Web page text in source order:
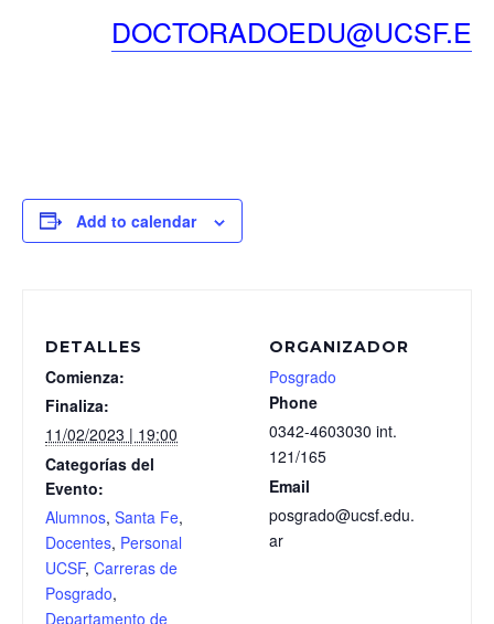
Add to calendar
DETALLES
Comienza:
Finaliza:
11/02/2023 | 19:00
Categorías del
Evento:
Alumnos, Santa Fe,
Docentes, Personal
UCSF, Carreras de
Posgrado,
Departamento de
ORGANIZADOR
Posgrado
Phone
0342-4603030 int.
121/165
Email
posgrado@ucsf.edu.
ar